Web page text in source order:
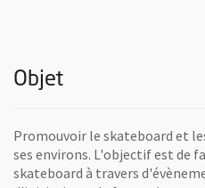
Objet
Promouvoir le skateboard et
ses environs. L'objectif est de
skateboard à travers